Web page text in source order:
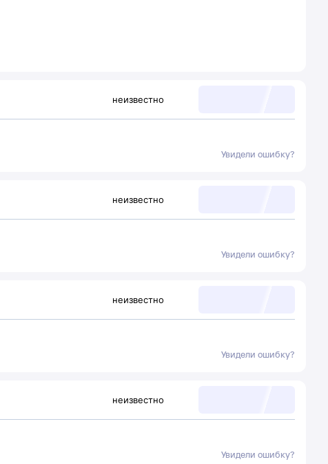
неизвестно
Увидели ошибку?
неизвестно
Увидели ошибку?
неизвестно
Увидели ошибку?
неизвестно
Увидели ошибку?